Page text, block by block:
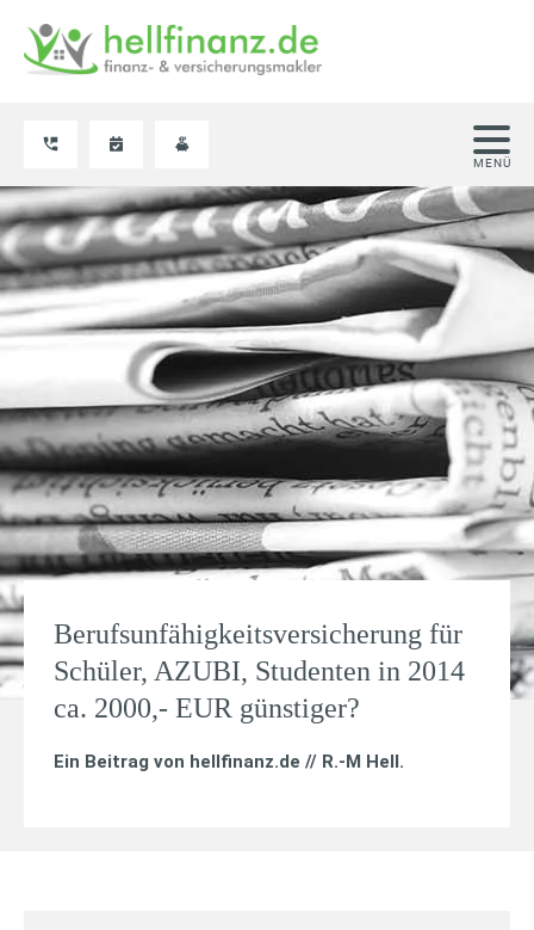
Berufsunfähigkeitsversicherung für
Schüler, AZUBI, Studenten in 2014
ca. 2000,- EUR günstiger?
Ein Beitrag von hellfinanz.de // R.-M Hell.